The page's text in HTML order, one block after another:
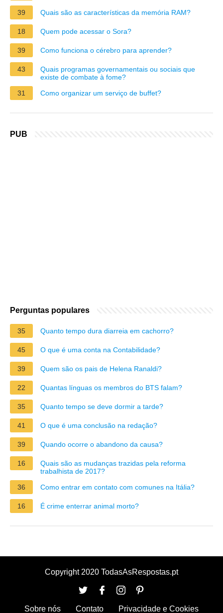
39 Quais são as características da memória RAM?
18 Quem pode acessar o Sora?
39 Como funciona o cérebro para aprender?
43
Quais programas governamentais ou sociais que
existe de combate à fome?
31
Como organizar um serviço de buffet?
PUB
Perguntas populares
35 Quanto tempo dura diarreia em cachorro?
45 O que é uma conta na Contabilidade?
39 Quem são os pais de Helena Ranaldi?
22 Quantas línguas os membros do BTS falam?
35 Quanto tempo se deve dormir a tarde?
41 O que é uma conclusão na redação?
39 Quando ocorre o abandono da causa?
16
Quais são as mudanças trazidas pela reforma
trabalhista de 2017?
36
Como entrar em contato com comunes na Itália?
16 É crime enterrar animal morto?
Copyright 2020 TodasAsRespostas.pt
Sobre nós Contato Privacidade e Cookies